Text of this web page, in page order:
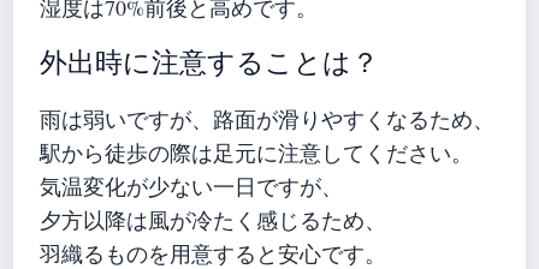
湿度は70%前後と高めです。
外出時に注意することは？
雨は弱いですが、路面が滑りやすくなるため、
駅から徒歩の際は足元に注意してください。
気温変化が少ない一日ですが、
夕方以降は風が冷たく感じるため、
羽織るものを用意すると安心です。